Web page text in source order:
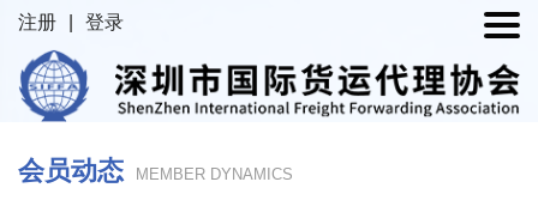
注册 登录
会员动态 MEMBER DYNAMICS